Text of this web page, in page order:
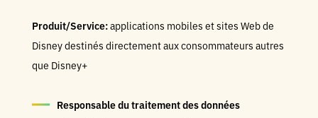
Produit/Service:applications mobiles et sites Web de
Disney destinés directement aux consommateurs autres
que Disney+
Responsable du traitement des données